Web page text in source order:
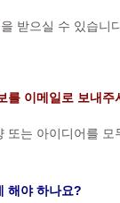
받으실 수 있습니
이메일로 보내
는 아이디어를 모
해야 하나요?